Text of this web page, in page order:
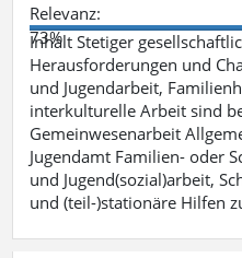
Relevanz:
73%
Inhalt Stetiger
Herausforderungen und
und Jugendarbeit,
interkulturelle Arbeit sind
Gemeinwesenarbeit
Jugendamt Familien- oder
und Jugend(sozial)arbeit,
und (teil-)stationäre Hilfen